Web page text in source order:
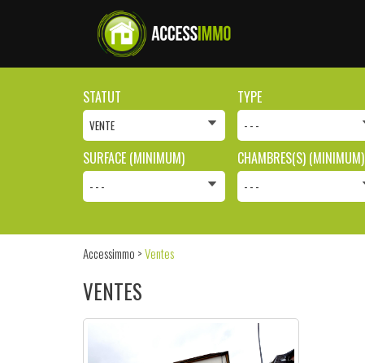
STATUT
VENTE
TYPE
- - -
SURFACE (MINIMUM)
- - -
CHAMBRES(S) (MINIMUM)
- - -
Accessimmo >Ventes
VENTES